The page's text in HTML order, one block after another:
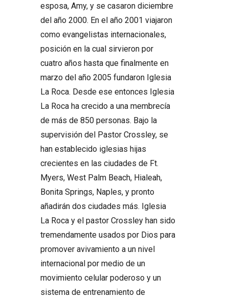
esposa, Amy, y se casaron diciembre
del año 2000. En el año 2001 viajaron
como evangelistas internacionales,
posición en la cual sirvieron por
cuatro años hasta que finalmente en
marzo del año 2005 fundaron Iglesia
La Roca. Desde ese entonces Iglesia
La Roca ha crecido a una membrecía
de más de 850 personas. Bajo la
supervisión del Pastor Crossley, se
han establecido iglesias hijas
crecientes en las ciudades de Ft.
Myers, West Palm Beach, Hialeah,
Bonita Springs, Naples, y pronto
añadirán dos ciudades más. Iglesia
La Roca y el pastor Crossley han sido
tremendamente usados por Dios para
promover avivamiento a un nivel
internacional por medio de un
movimiento celular poderoso y un
sistema de entrenamiento de